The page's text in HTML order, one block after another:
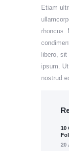
Etiam
rhoncus.
libero,
ipsum.
nostrud
10
20